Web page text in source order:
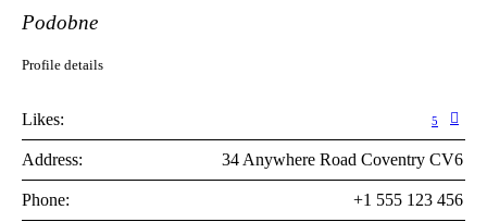
Podobne
Profile details
Likes: 5
Address: 34 Anywhere Road Coventry CV6
Phone: +1 555 123 456